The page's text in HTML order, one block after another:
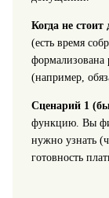
Когда не стоит
(есть время
формализована
(например,
Сценарий 1
функцию. Вы
нужно узнать
готовность